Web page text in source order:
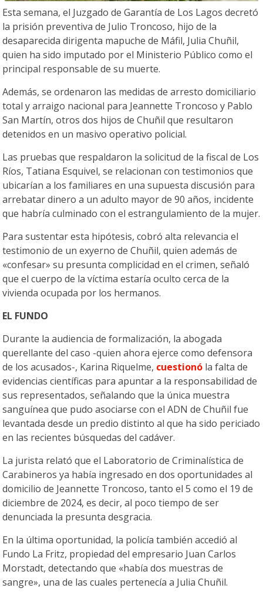
Esta semana, el Juzgado de Garantía de Los Lagos decretó
la prisión preventiva de Julio Troncoso, hijo de la
desaparecida dirigenta mapuche de Máfil, Julia Chuñil,
quien ha sido imputado por el Ministerio Público como el
principal responsable de su muerte.
Además, se ordenaron las medidas de arresto domiciliario
total y arraigo nacional para Jeannette Troncoso y Pablo
San Martín, otros dos hijos de Chuñil que resultaron
detenidos en un masivo operativo policial.
Las pruebas que respaldaron la solicitud de la fiscal de Los
Ríos, Tatiana Esquivel, se relacionan con testimonios que
ubicarían a los familiares en una supuesta discusión para
arrebatar dinero a un adulto mayor de 90 años, incidente
que habría culminado con el estrangulamiento de la mujer.
Para sustentar esta hipótesis, cobró alta relevancia el
testimonio de un exyerno de Chuñil, quien además de
«confesar» su presunta complicidad en el crimen, señaló
que el cuerpo de la víctima estaría oculto cerca de la
vivienda ocupada por los hermanos.
EL FUNDO
Durante la audiencia de formalización, la abogada
querellante del caso -quien ahora ejerce como defensora
de los acusados-, Karina Riquelme, cuestionó la falta de
evidencias científicas para apuntar a la responsabilidad de
sus representados, señalando que la única muestra
sanguínea que pudo asociarse con el ADN de Chuñil fue
levantada desde un predio distinto al que ha sido periciado
en las recientes búsquedas del cadáver.
La jurista relató que el Laboratorio de Criminalística de
Carabineros ya había ingresado en dos oportunidades al
domicilio de Jeannette Troncoso, tanto el 5 como el 19 de
diciembre de 2024, es decir, al poco tiempo de ser
denunciada la presunta desgracia.
En la última oportunidad, la policía también accedió al
Fundo La Fritz, propiedad del empresario Juan Carlos
Morstadt, detectando que «había dos muestras de
sangre», una de las cuales pertenecía a Julia Chuñil.